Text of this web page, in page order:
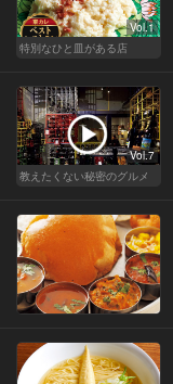
Vol.1
特別なひと皿がある店
Vol.7
教えたくない秘密のグルメ